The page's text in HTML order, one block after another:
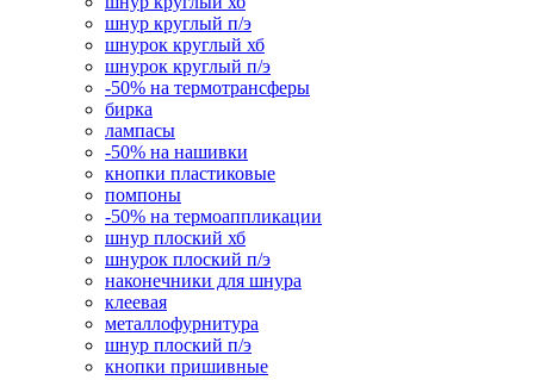
шнур круглый п/э
шнурок круглый хб
шнурок круглый п/э
-50% на термотрансферы
бирка
лампасы
-50% на нашивки
кнопки пластиковые
помпоны
-50% на термоаппликации
шнур плоский хб
шнурок плоский п/э
наконечники для шнура
клеевая
металлофурнитура
шнур плоский п/э
кнопки пришивные